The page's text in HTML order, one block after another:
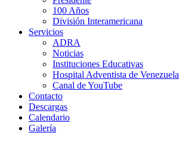
100 Años
División Interamericana
Servicios
ADRA
Noticias
Instituciones Educativas
Hospital Adventista de Venezuela
Canal de YouTube
Contacto
Descargas
Calendario
Galería